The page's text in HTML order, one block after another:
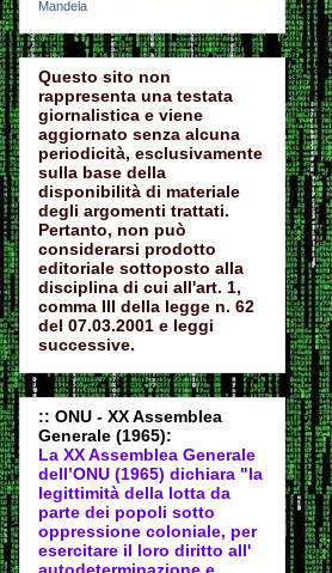
Mandela
Questo sito non
rappresenta una testata
giornalistica e viene
aggiornato senza alcuna
periodicità, esclusivamente
sulla base della
disponibilità di materiale
degli argomenti trattati.
Pertanto, non può
considerarsi prodotto
editoriale sottoposto alla
disciplina di cui all'art. 1,
comma III della legge n. 62
del 07.03.2001 e leggi
successive.
:: ONU - XX Assemblea
Generale (1965):
La XX Assemblea Generale
dell’ONU (1965) dichiara "la
legittimità della lotta da
parte dei popoli sotto
oppressione coloniale, per
esercitare il loro diritto all'